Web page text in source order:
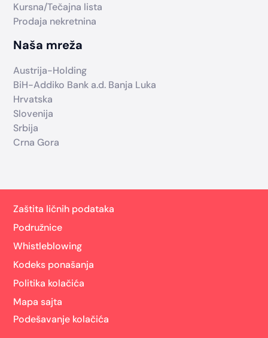
Kursna/Tečajna lista
Prodaja nekretnina
Naša mreža
Austrija-Holding
BiH-Addiko Bank a.d. Banja Luka
Hrvatska
Slovenija
Srbija
Crna Gora
Zaštita ličnih podataka
Podružnice
Whistleblowing
Kodeks ponašanja
Politika kolačića
Mapa sajta
Podešavanje kolačića